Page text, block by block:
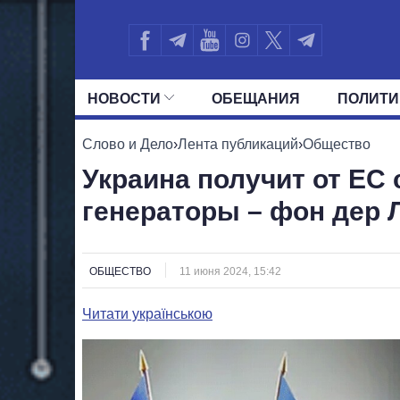
НОВОСТИ ОБЕЩАНИЯ
ВСЕ ПОЛИТИКИ ПРЕЗИДЕНТ И
Слово и Дело›Лента публикаций›Общество
Украина получит от
генераторы – фон дер
ОБЩЕСТВО 11 июня 2024, 15:42
Читати українською